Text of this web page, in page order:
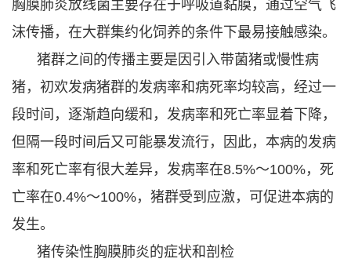
胸膜肺炎放线菌主要存在于呼吸道黏膜，通过空气飞
沫传播，在大群集约化饲养的条件下最易接触感染。
猪群之间的传播主要是因引入带菌猪或慢性病
猪，初欢发病猪群的发病率和病死率均较高，经过一
段时间，逐渐趋向缓和，发病率和死亡率显着下降，
但隔一段时间后又可能暴发流行，因此，本病的发病
率和死亡率有很大差异，发病率在8.5%～100%，死
亡率在0.4%～100%，猪群受到应激，可促进本病的
发生。
猪传染性胸膜肺炎的症状和剖检